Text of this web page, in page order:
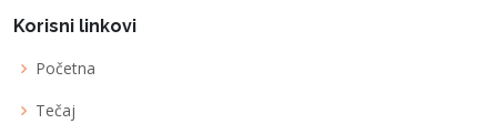
Korisni linkovi
Početna
Tečaj